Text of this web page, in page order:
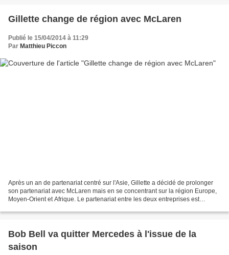
Gillette change de région avec McLaren
Publié le 15/04/2014 à 11:29
Par Matthieu Piccon
Après un an de partenariat centré sur l'Asie, Gillette a décidé de prolonger
son partenariat avec McLaren mais en se concentrant sur la région Europe,
Moyen-Orient et Afrique. Le partenariat entre les deux entreprises est
Bob Bell va quitter Mercedes à l'issue de la
saison